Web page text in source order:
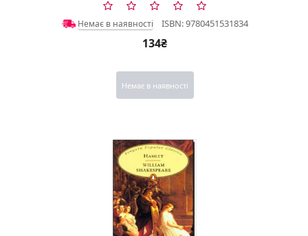
Немає в наявності ISBN: 9780451531834
134₴
Немає в наявності